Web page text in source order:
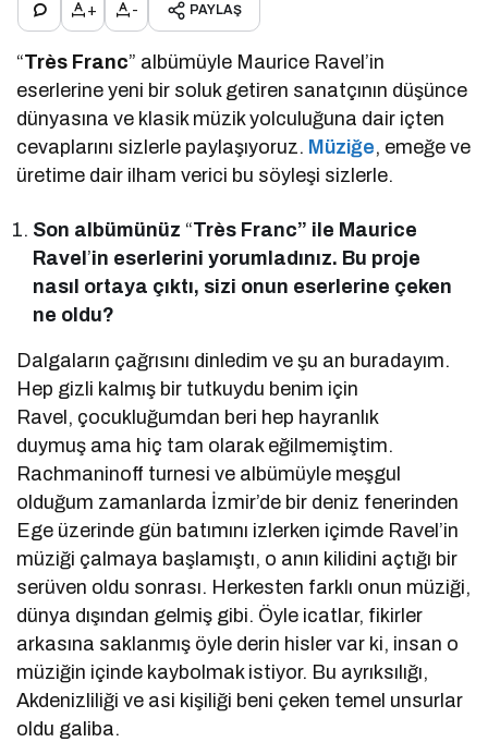
+ - PAYLAŞ
“Très Franc” albümüyle Maurice Ravel’in
eserlerine yeni bir soluk getiren sanatçının düşünce
dünyasına ve klasik müzik yolculuğuna dair içten
cevaplarını sizlerle paylaşıyoruz. Müziğe, emeğe ve
üretime dair ilham verici bu söyleşi sizlerle.
Son albümünüz “Très Franc” ile Maurice
Ravel ’in eserlerini yorumladınız. Bu proje
nasıl ortaya çıktı, sizi onun eserlerine çeken
ne oldu?
Dalgaların çağrısını dinledim ve şu an buradayım.
Hep gizli kalmış bir tutkuydu benim için
Ravel, çocukluğumdan beri hep hayranlık
duymuş ama hiç tam olarak eğilmemiştim.
Rachmaninoff turnesi ve albümüyle meşgul
olduğum zamanlarda İzmir’de bir deniz fenerinden
Ege üzerinde gün batımını izlerken içimde Ravel’in
müziği çalmaya başlamıştı, o anın kilidini açtığı bir
serüven oldu sonrası. Herkesten farklı onun müziği,
dünya dışından gelmiş gibi. Öyle icatlar, fikirler
arkasına saklanmış öyle derin hisler var ki, insan o
müziğin içinde kaybolmak istiyor. Bu ayrıksılığı,
Akdenizliliği ve asi kişiliği beni çeken temel unsurlar
oldu galiba.